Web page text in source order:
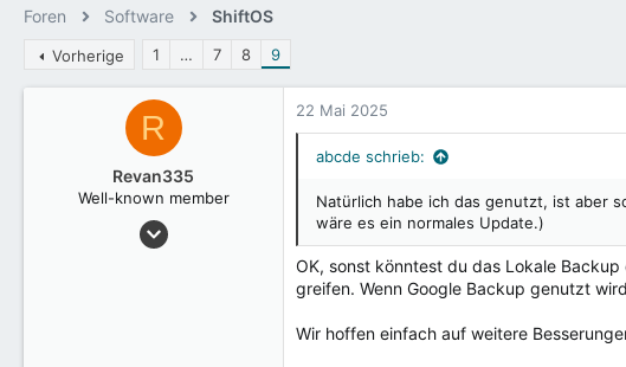
t
l
t
l
a
m
Foren Software ShiftOS
Vorherige 1 … 7 8 9
R
Revan335
Well-known member
22 Mai 2025
abcde schrieb:
Natürlich habe ich das genutzt, ist aber
wäre es ein normales Update.)
OK, sonst könntest du das Lokale
greifen. Wenn Google Backup genutzt
Wir hoffen einfach auf weitere